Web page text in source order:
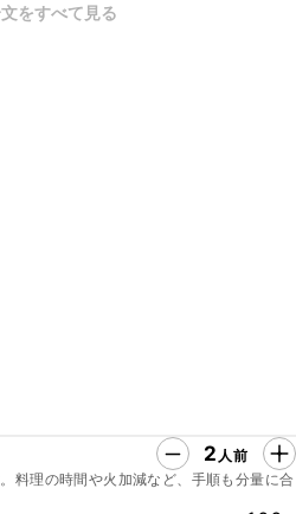
使うことによって、中はモチモチッ
ひ作ってみて下さい。
をすべて見る
2 人前
料理の時間や火加減など、手順も分量に合